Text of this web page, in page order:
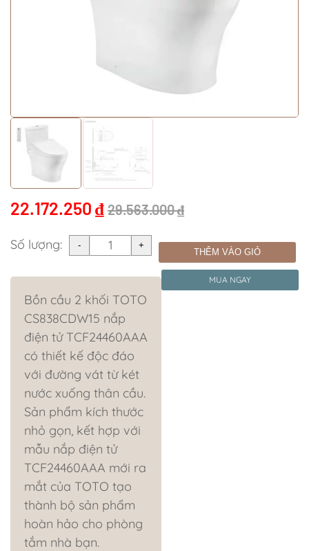
22.172.250 ₫ 29.563.000₫
Số lượng: THÊM VÀO GIỎ
MUA NGAY
Bồn cầu 2 khối TOTO
CS838CDW15 nắp
điện tử TCF24460AAA
có thiết kế độc đáo
với đường vát từ két
nước xuống thân cầu.
Sản phẩm kích thước
nhỏ gọn, kết hợp với
mẫu nắp điện tử
TCF24460AAA mới ra
mắt của TOTO tạo
thành bộ sản phẩm
hoàn hảo cho phòng
tắm nhà bạn.